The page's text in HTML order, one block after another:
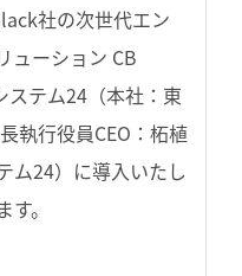
社の次世代エン
ューション CB
ステム24（本社：東
執行役員CEO：柘植
ム24）に導入いたし
。